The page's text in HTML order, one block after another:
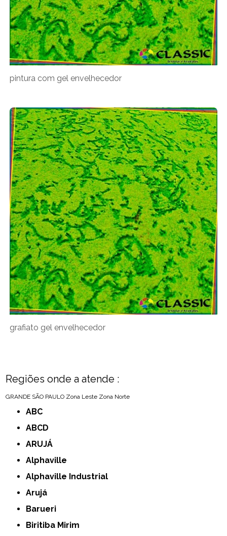
pintura com gel envelhecedor
grafiato gel envelhecedor
Regiões onde a atende :
GRANDE SÃO PAULO Zona Leste Zona Norte
ABC
ABCD
ARUJÁ
Alphaville
Alphaville Industrial
Arujá
Barueri
Biritiba Mirim